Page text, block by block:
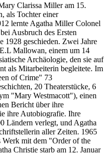
Clarissa Miller am 15.
als Tochter einer
lernte Agatha Miller Colonel
Ausbruch des Ersten
1928 geschieden. Zwei Jahre
Mallowan, einem um 14
Archäologie, den sie auf
als Mitarbeiterin begleitete. Im
of Crime" 73
20 Theaterstücke, 6
"Mary Westmacott"), einen
Bericht über ihre
ihre Autobiografie. Ihre
Ländern verlegt, und Agatha
aller Zeiten. 1965
Werk mit dem "Order of the
Christie starb am 12. Januar